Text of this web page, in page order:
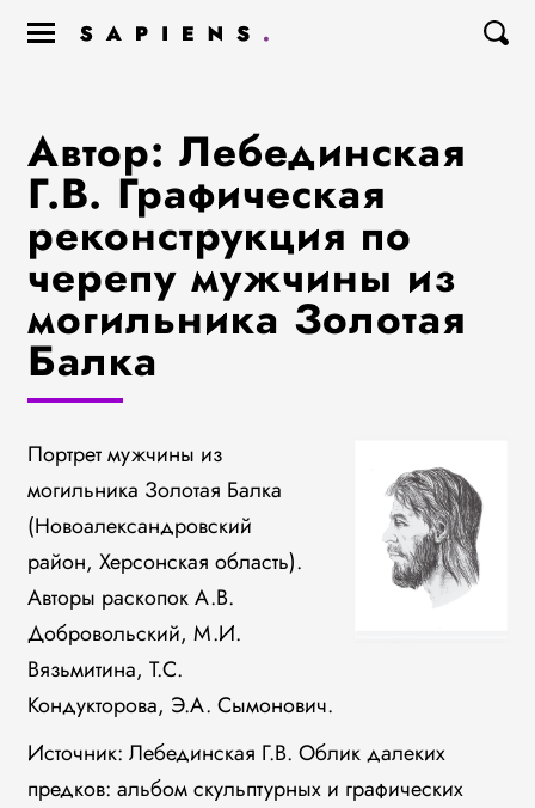
Автор: Лебединская
Г.В. Графическая
реконструкция по
черепу мужчины из
могильника Золотая
Балка
Портрет мужчины из
могильника Золотая Балка
(Новоалександровский
район, Херсонская область).
Авторы раскопок А.В.
Добровольский, М.И.
Вязьмитина, Т.С.
Кондукторова, Э.А. Сымонович.
Источник: Лебединская Г.В. Облик далеких
предков: альбом скульптурных и графических